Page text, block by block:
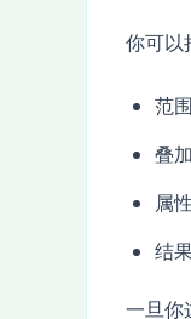
你可以
范
叠
属
结
一旦你